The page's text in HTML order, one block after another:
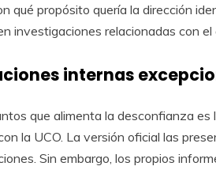
qué propósito quería la dirección
investigaciones relacionadas con el
internas
que alimenta la desconfianza
la UCO. La versión oficial las
Sin embargo, los propios